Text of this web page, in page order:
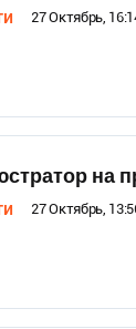
27 Октябрь,
на
27 Октябрь,